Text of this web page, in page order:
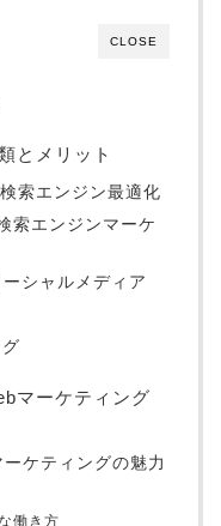
CLOSE
とメリット
索エンジン最適化
索エンジンマーケ
シャルメディア
マーケティング
ケティングの魅力
働き方